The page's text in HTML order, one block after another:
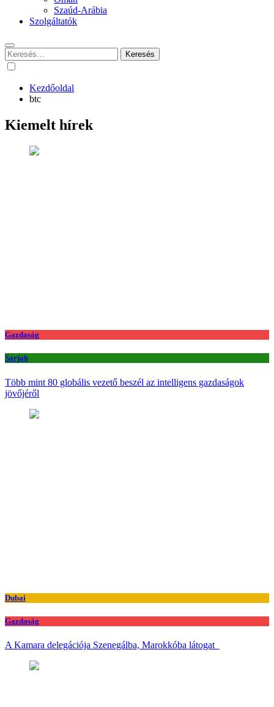
Szaúd-Arábia
Szolgáltatók
Keresés:
Kezdőoldal
btc
Kiemelt hírek
Gazdaság
Sarjah
Több mint 80 globális vezető beszél az intelligens gazdaságok
jövőjéről
Dubai
Gazdaság
A Kamara delegációja Szenegálba, Marokkóba látogat